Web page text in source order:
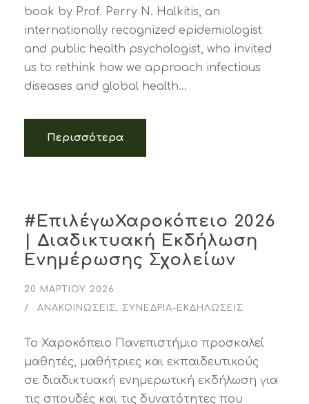
book by Prof. Perry N. Halkitis, an
internationally recognized epidemiologist
and public health psychologist, who invited
us to rethink how we approach infectious
diseases and global health...
Περισσότερα
#ΕπιλέγωΧαροκόπειο 2026
| Διαδικτυακή Εκδήλωση
Ενημέρωσης Σχολείων
20 ΜΑΡΤΊΟΥ 2026
ΑΝΑΚΟΙΝΏΣΕΙΣ, ΣΥΝΈΔΡΙΑ-ΕΚΔΗΛΏΣΕΙΣ
Το Χαροκόπειο Πανεπιστήμιο προσκαλεί
μαθητές, μαθήτριες και εκπαιδευτικούς
σε διαδικτυακή ενημερωτική εκδήλωση για
τις σπουδές και τις δυνατότητες που